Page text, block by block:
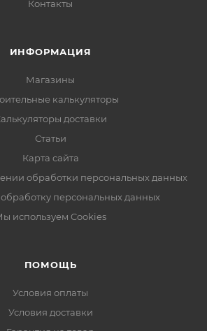
Контакты
ИНФОРМАЦИЯ
Магазины
калькуляторы
доставки
Статьи
Карта сайта
обработки персональных данных
персональных данных
используем Cookies
ПОМОЩЬ
Условия оплаты
Условия доставки